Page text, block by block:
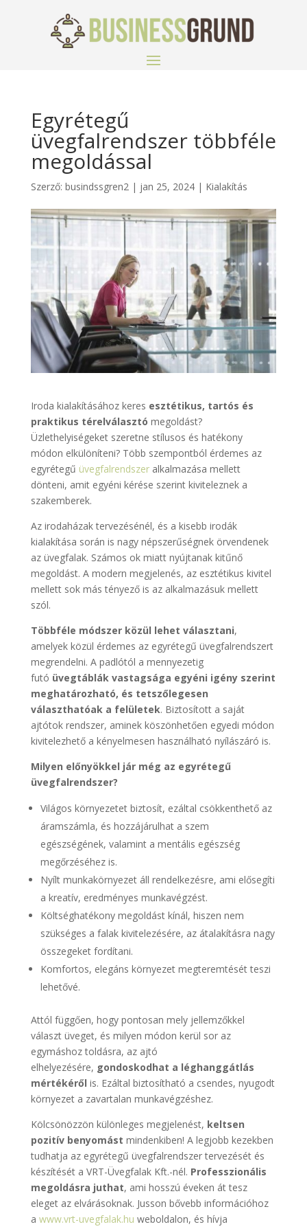
Egyrétegű
üvegfalrendszer többféle
megoldással
Szerző: busindssgren2| jan 25, 2024| Kialakítás
Iroda kialakításához keres esztétikus, tartós és
praktikus térelválasztó megoldást?
Üzlethelyiségeket szeretne stílusos és hatékony
módon elkülöníteni? Több szempontból érdemes az
egyrétegű üvegfalrendszeralkalmazása mellett
dönteni, amit egyéni kérése szerint kiviteleznek a
szakemberek.
Az irodaházak tervezésénél, és a kisebb irodák
kialakítása során is nagy népszerűségnek örvendenek
az üvegfalak. Számos ok miatt nyújtanak kitűnő
megoldást. A modern megjelenés, az esztétikus kivitel
mellett sok más tényező is az alkalmazásuk mellett
szól.
Többféle módszer közül lehet választani,
amelyek közül érdemes az egyrétegű üvegfalrendszert
megrendelni. A padlótól a mennyezetig
futó üvegtáblák vastagsága egyéni igény szerint
meghatározható, és tetszőlegesen
választhatóak a felületek. Biztosított a saját
ajtótok rendszer, aminek köszönhetően egyedi módon
kivitelezhető a kényelmesen használható nyílászáró is.
Milyen előnyökkel jár még az egyrétegű
üvegfalrendszer?
Világos környezetet biztosít, ezáltal csökkenthető az
áramszámla, és hozzájárulhat a szem
egészségének, valamint a mentális egészség
megőrzéséhez is.
Nyílt munkakörnyezet áll rendelkezésre, ami elősegíti
a kreatív, eredményes munkavégzést.
Költséghatékony megoldást kínál, hiszen nem
szükséges a falak kivitelezésére, az átalakításra nagy
összegeket fordítani.
Komfortos, elegáns környezet megteremtését teszi
lehetővé.
Attól függően, hogy pontosan mely jellemzőkkel
választ üveget, és milyen módon kerül sor az
egymáshoz toldásra, az ajtó
elhelyezésére, gondoskodhat a léghanggátlás
mértékéről is. Ezáltal biztosítható a csendes, nyugodt
környezet a zavartalan munkavégzéshez.
Kölcsönözzön különleges megjelenést, keltsen
pozitív benyomást mindenkiben! A legjobb kezekben
tudhatja az egyrétegű üvegfalrendszer tervezését és
készítését a VRT-Üvegfalak Kft.-nél. Professzionális
megoldásra juthat, ami hosszú éveken át tesz
eleget az elvárásoknak. Jusson bővebb információhoz
a www.vrt-uvegfalak.hu weboldalon, és hívja